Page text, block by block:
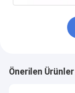
Önerilen Ürünler